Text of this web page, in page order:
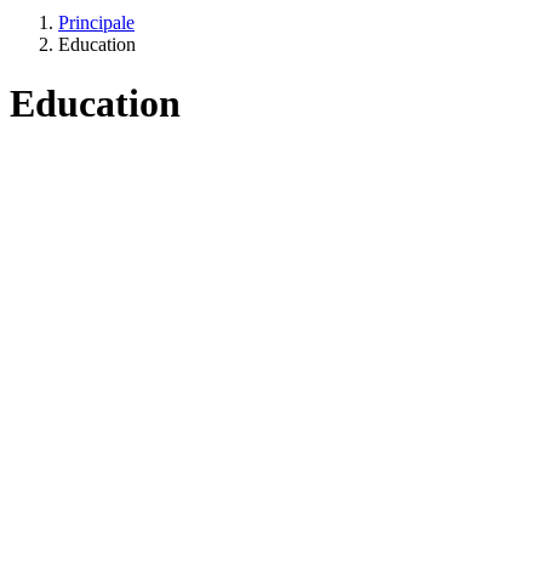
Principale
Education
Education